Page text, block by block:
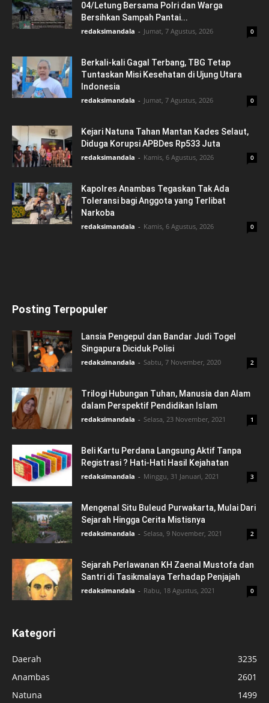
04/Letung Bersama Polri dan Warga
Bersihkan Sampah Pantai...
redaksimandala - Jumat, 7 Agustus, 2026 0
Berkali-kali Gagal Terbang, TBG Tetap
Tuntaskan Misi Kesehatan di Ujung Utara
Indonesia
redaksimandala - Jumat, 7 Agustus, 2026 0
Kejari Natuna Tahan Mantan Kades Selaut,
Diduga Korupsi APBDes Rp533 Juta
redaksimandala - Kamis, 6 Agustus, 2026 0
Kapolres Anambas Tegaskan Tak Ada
Toleransi bagi Anggota yang Terlibat
Narkoba
redaksimandala - Kamis, 6 Agustus, 2026 0
Posting Terpopuler
Lansia Pengepul dan Bandar Judi Togel
Singapura Diciduk Polisi
redaksimandala - Sabtu, 7 November, 2020 2
Trilogi Hubungan Tuhan, Manusia dan Alam
dalam Perspektif Pendidikan Islam
redaksimandala - Selasa, 23 November, 2021 1
Beli Kartu Perdana Langsung Aktif Tanpa
Registrasi ? Hati-Hati Hasil Kejahatan
redaksimandala - Minggu, 31 Januari, 2021 3
Mengenal Situ Buleud Purwakarta, Mulai Dari
Sejarah Hingga Cerita Mistisnya
redaksimandala - Selasa, 9 November, 2021 2
Sejarah Perlawanan KH Zaenal Mustofa dan
Santri di Tasikmalaya Terhadap Penjajah
redaksimandala - Rabu, 18 Agustus, 2021 0
Kategori
Daerah
3235
Anambas
2601
Natuna
1499